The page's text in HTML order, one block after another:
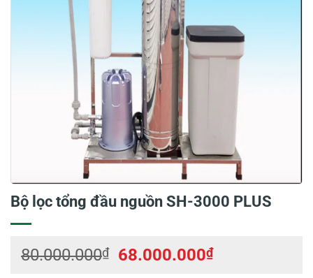
Bộ lọc tổng đầu nguồn SH-3000 PLUS
80.000.000₫
Giá
68.000.000₫Giá